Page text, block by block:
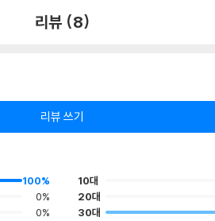
리뷰 (8)
리뷰 쓰기
100%
0%
0%
10대
20대
30대